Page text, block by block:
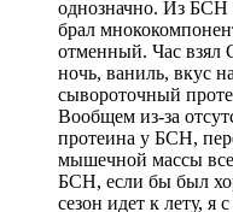
однозначно. Из БСН
брал
отменный. Час взял
ночь, ваниль, вкус
сывороточный
Вообщем из-за
протеина у БСН,
мышечной массы
БСН, если бы был
сезон идет к лету, я